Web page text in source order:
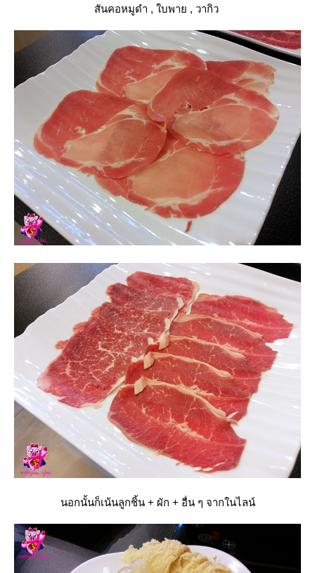
สันคอหมูดำ , ใบพาย , วากิว
นอกนั้นก็เน้นลูกชิ้น + ผัก + อื่น ๆ จากในไลน์